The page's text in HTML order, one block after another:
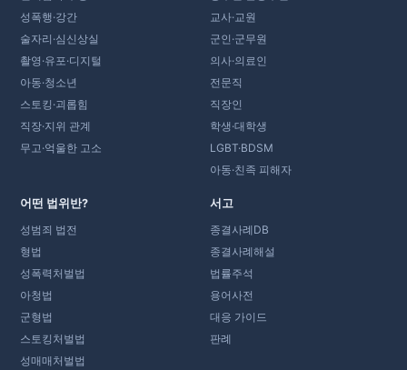
성폭행·강간
술자리·심신상실
촬영·유포·디지털
아동·청소년
스토킹·괴롭힘
직장·지위 관계
무고·억울한 고소
교사·교원
군인·군무원
의사·의료인
전문직
직장인
학생·대학생
LGBT·BDSM
아동·친족 피해자
어떤 법위반?
성범죄 법전
형법
성폭력처벌법
아청법
군형법
스토킹처벌법
성매매처벌법
서고
종결사례DB
종결사례해설
법률주석
용어사전
대응 가이드
판례